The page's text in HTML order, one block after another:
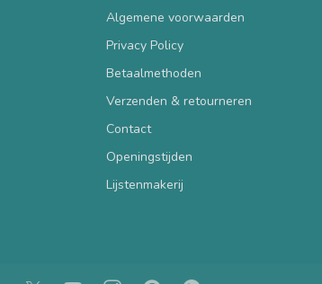
Algemene voorwaarden
Privacy Policy
Betaalmethoden
Verzenden & retourneren
Contact
Openingstijden
Lijstenmakerij